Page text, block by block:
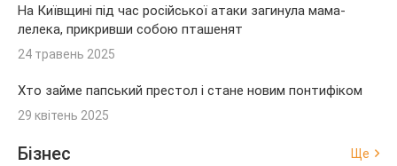
На Київщині під час російської атаки загинула мама-
лелека, прикривши собою пташенят
24 травень 2025
Хто займе папський престол і стане новим понтифіком
29 квітень 2025
Бізнес Ще